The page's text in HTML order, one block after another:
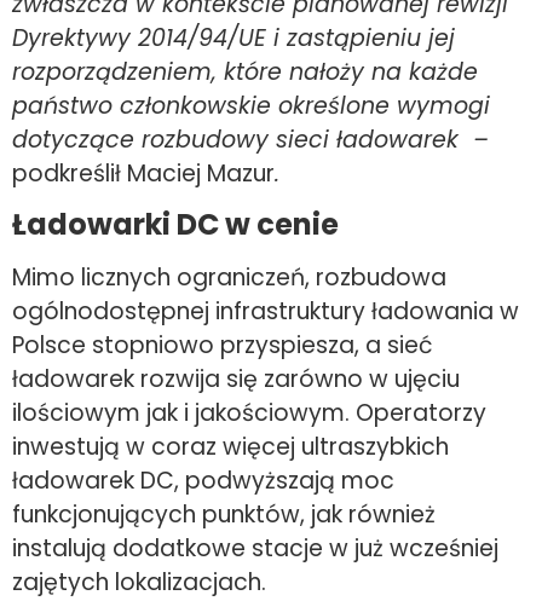
Dyrektywy 2014/94/UE i zastąpieniu jej
rozporządzeniem, które nałoży na każde
państwo członkowskie określone wymogi
dotyczące rozbudowy sieci ładowarek –
podkreślił Maciej Mazur.
Ładowarki DC w cenie
Mimo licznych ograniczeń, rozbudowa
ogólnodostępnej infrastruktury ładowania w
Polsce stopniowo przyspiesza, a sieć
ładowarek rozwija się zarówno w ujęciu
ilościowym jak i jakościowym. Operatorzy
inwestują w coraz więcej ultraszybkich
ładowarek DC, podwyższają moc
funkcjonujących punktów, jak również
instalują dodatkowe stacje w już wcześniej
zajętych lokalizacjach.